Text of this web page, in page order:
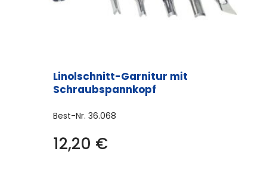
Linolschnitt-Garnitur mit
Schraubspannkopf
Best-Nr. 36.068
12,20 €